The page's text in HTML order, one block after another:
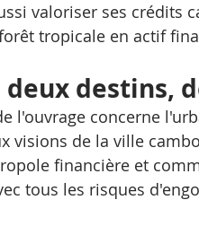
valoriser ses crédits
tropicale en actif
deux destins,
l'ouvrage concerne
visions de la ville
financière et
tous les risques